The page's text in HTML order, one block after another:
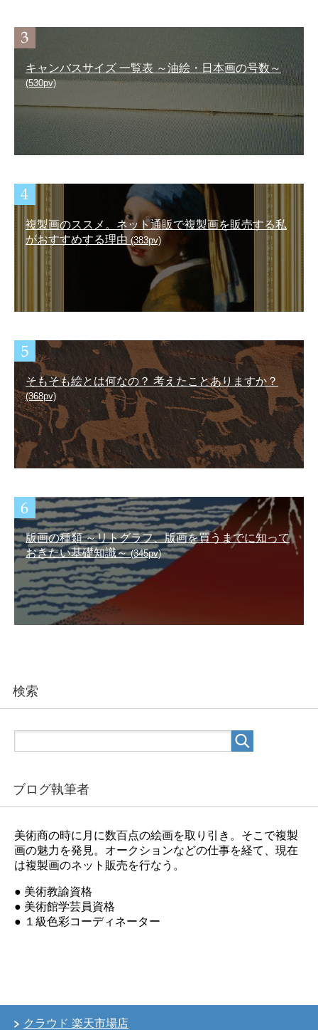
キャンバスサイズ 一覧表 ～油絵・日本画の号数～
(530pv)
複製画のススメ。ネット通販で複製画を販売する私
がおすすめする理由 (383pv)
そもそも絵とは何なの？ 考えたことありますか？
(368pv)
版画の種類 ～リトグラフ、版画を買うまでに知って
おきたい基礎知識～(345pv)
検索
ブログ執筆者
美術商の時に月に数百点の絵画を取り引き。そこで複製
画の魅力を発見。オークションなどの仕事を経て、現在
は複製画のネット販売を行なう。
● 美術教諭資格
● 美術館学芸員資格
● １級色彩コーディネーター
クラウド 楽天市場店